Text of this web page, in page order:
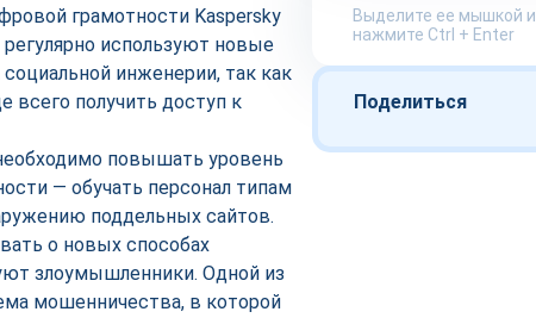
грамотности Kaspersky
используют новые
инженерии, так как
всего получить доступ к
повышать уровень
— обучать персонал типам
поддельных сайтов.
о новых способах
злоумышленники. Одной из
мошенничества, в которой
Выделите ее мышкой и
нажмите Ctrl + Enter
Поделиться